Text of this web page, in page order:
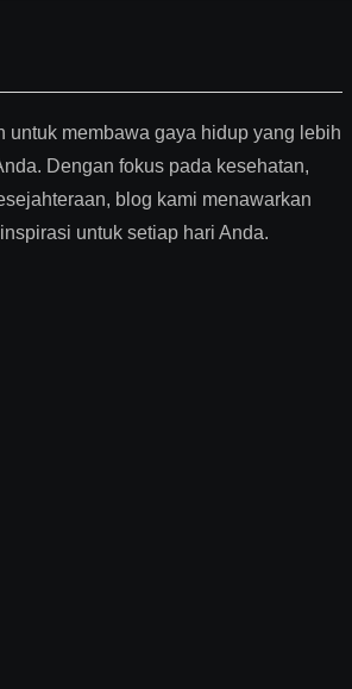
untuk membawa gaya hidup yang lebih
Dengan fokus pada kesehatan,
blog kami menawarkan
untuk setiap hari Anda.